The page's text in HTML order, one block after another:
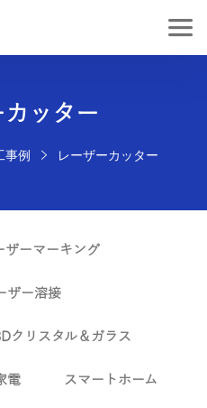
カッター
事例 レーザーカッター
ザーマーキング
ザー溶接
クリスタル＆ガラス
電 スマートホーム